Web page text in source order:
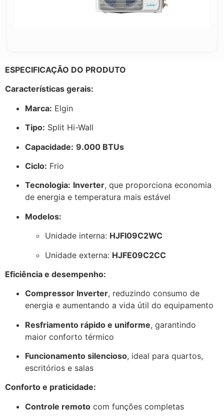
ESPECIFICAÇÃO DO PRODUTO
Características gerais:
Marca: Elgin
Tipo: Split Hi-Wall
Capacidade: 9.000 BTUs
Ciclo: Frio
Tecnologia: Inverter, que proporciona economia
de energia e temperatura mais estável
Modelos:
Unidade interna: HJFI09C2WC
Unidade externa: HJFE09C2CC
Eficiência e desempenho:
Compressor Inverter, reduzindo consumo de
energia e aumentando a vida útil do equipamento
Resfriamento rápido e uniforme, garantindo
maior conforto térmico
Funcionamento silencioso, ideal para quartos,
escritórios e salas
Conforto e praticidade:
Controle remoto com funções completas